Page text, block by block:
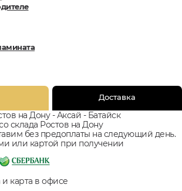
Доставка
на Дону - Аксай - Батайск
склада Ростов на Дону
без предоплаты на следующий день.
или картой при получении
карта в офисе